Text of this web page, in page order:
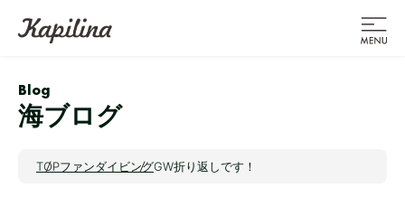
Blog
海ブログ
TOPファンダイビングGW折り返しです！